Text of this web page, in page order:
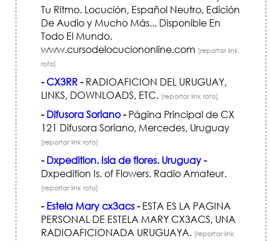
Tu Ritmo. Locución, Español Neutro, Edición
De Audio y Mucho Más... Disponible En
Todo El Mundo.
www.cursodelocuciononline.com [reportar link
roto]
-CX3RR-RADIOAFICION DEL URUGUAY,
LINKS, DOWNLOADS, ETC. [reportar link roto]
- Difusora Soriano-Página Principal de CX
121 Difusora Soriano, Mercedes, Uruguay
[reportar link roto]
- Dxpedition. Isla de flores. Uruguay-
Dxpedition Is. of Flowers. Radio Amateur.
[reportar link roto]
- Estela Mary cx3acs-ESTA ES LA PAGINA
PERSONAL DE ESTELA MARY CX3ACS, UNA
RADIOAFICIONADA URUGUAYA. [reportar link